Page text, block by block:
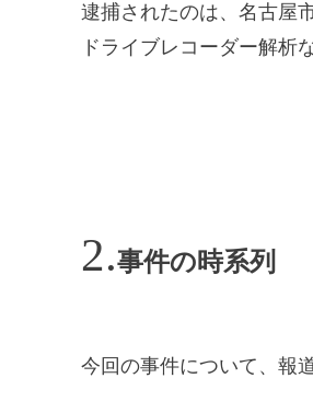
逮捕されたのは、名古屋
ドライブレコーダー解析
事件の時系列
今回の事件について、報